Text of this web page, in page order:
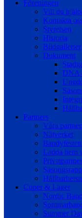
Föreningen
Vill du
Kontakta
Styrelsen
Historia
Bildgallerier
Dokument
DNA
Partners
Våra
Nätverket
Ladda hem
Cuper & Läger
Nordic
Summer